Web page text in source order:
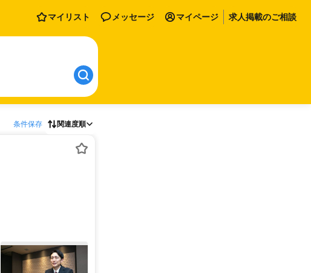
マイリスト メッセージ マイページ 求人掲載のご相談
条件保存 関連度順